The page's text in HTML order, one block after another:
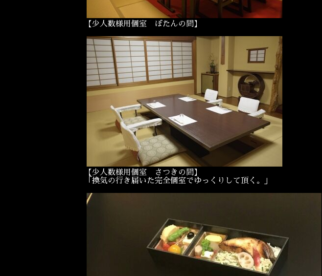
【少人数様用個室 ぼたんの間】
【少人数様用個室 さつきの間】
「換気の行き届いた完全個室でゆっくりして頂く。」